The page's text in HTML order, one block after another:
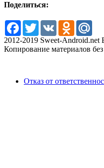
Поделиться:
Facebook
TwitterVK
2012-2019 Sweet-
Копирование материалов
Отказ от